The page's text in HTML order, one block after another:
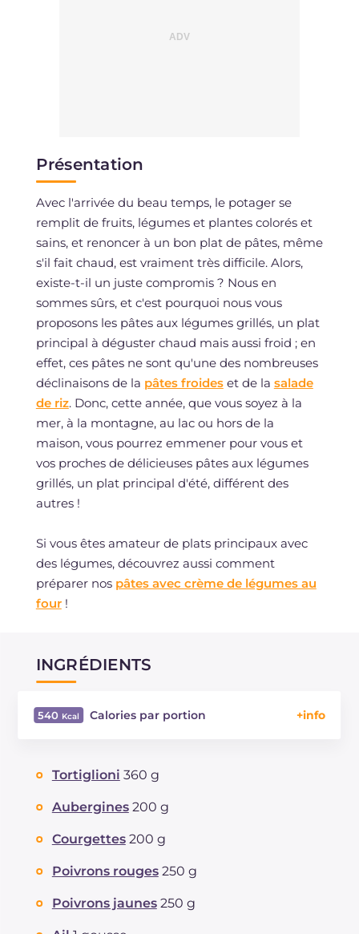
Présentation
Avec l'arrivée du beau temps, le potager se
remplit de fruits, légumes et plantes colorés et
sains, et renoncer à un bon plat de pâtes, même
s'il fait chaud, est vraiment très difficile. Alors,
existe-t-il un juste compromis ? Nous en
sommes sûrs, et c'est pourquoi nous vous
proposons les pâtes aux légumes grillés, un plat
principal à déguster chaud mais aussi froid ; en
effet, ces pâtes ne sont qu'une des nombreuses
déclinaisons de la pâtes froideset de la salade
de riz. Donc, cette année, que vous soyez à la
mer, à la montagne, au lac ou hors de la
maison, vous pourrez emmener pour vous et
vos proches de délicieuses pâtes aux légumes
grillés, un plat principal d'été, différent des
autres !
Si vous êtes amateur de plats principaux avec
des légumes, découvrez aussi comment
préparer nos pâtes avec crème de légumes au
four!
INGRÉDIENTS
540 Calories par portion
Dont sucres
Protéine
dont acides gras saturés
Fibre
Sodium
Tortiglioni 360 g
Aubergines 200 g
Courgettes 200 g
Poivrons rouges 250 g
Poivrons jaunes 250 g